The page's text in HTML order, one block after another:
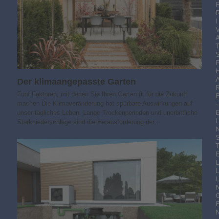
Der klimaangepasste Garten
Fünf Faktoren, mit denen Sie Ihren Garten fit für die Zukunft
machen Die Klimaveränderung hat spürbare Auswirkungen auf
unser tägliches Leben. Lange Trockenperioden und unerbittliche
Starkniederschläge sind die Herausforderung der…
I
-
I
L
L